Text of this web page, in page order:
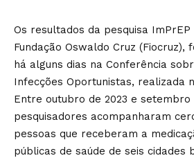
Os resultados da pesquisa
Fundação Oswaldo Cruz (Fiocruz),
há alguns dias na Conferência
Infecções Oportunistas, realizada
Entre outubro de 2023 e setembro
pesquisadores acompanharam
pessoas que receberam a
públicas de saúde de seis cidades